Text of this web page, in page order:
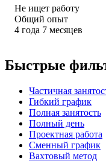
Не ищет работу
Общий опыт
4 года 7 месяцев
Быстрые
Частичная
Гибкий график
Полная занятость
Полный день
Проектная работа
Сменный график
Вахтовый метод